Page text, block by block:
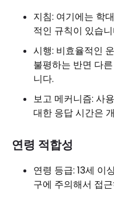
지침: 여기에는 학
적인 규칙이 있습
시행: 비효율적인
불평하는 반면 다
니다.
보고 메커니즘: 사
대한 응답 시간은
연령 적합성
연령 등급: 13세 이
구에 주의해서 접